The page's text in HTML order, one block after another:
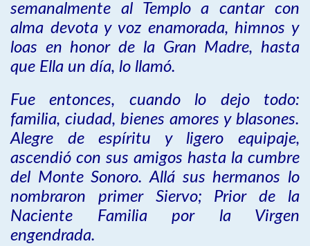
semanalmente al Templo a cantar con
alma devota y voz enamorada, himnos y
loas en honor de la Gran Madre, hasta
que Ella un día, lo llamó.
Fue entonces, cuando lo dejo todo:
familia, ciudad, bienes amores y blasones.
Alegre de espíritu y ligero equipaje,
ascendió con sus amigos hasta la cumbre
del Monte Sonoro. Allá sus hermanos lo
nombraron primer Siervo; Prior de la
Naciente Familia por la Virgen
engendrada.